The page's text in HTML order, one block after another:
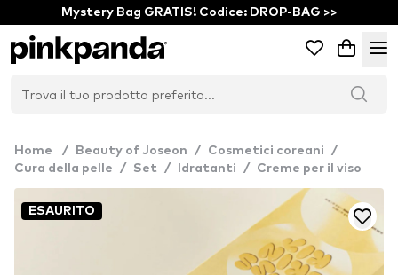
Mystery Bag GRATIS! Codice: DROP-BAG >>
Home / Beauty of Joseon / Cosmetici coreani
/
Cura della pelle
/ Set / Idratanti / Creme per il viso
ESAURITO